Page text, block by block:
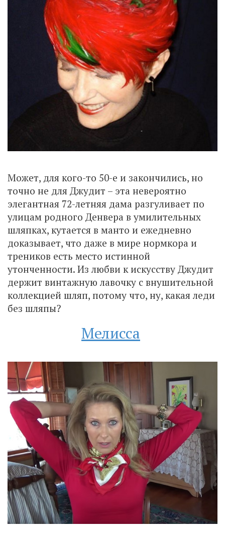
Может, для кого-то 50-е и закончились, но
точно не для Джудит – эта невероятно
элегантная 72-летняя дама разгуливает по
улицам родного Денвера в умилительных
шляпках, кутается в манто и ежедневно
доказывает, что даже в мире нормкора и
треников есть место истинной
утонченности. Из любви к искусству Джудит
держит винтажную лавочку с внушительной
коллекцией шляп, потому что, ну, какая леди
без шляпы?
Мелисса